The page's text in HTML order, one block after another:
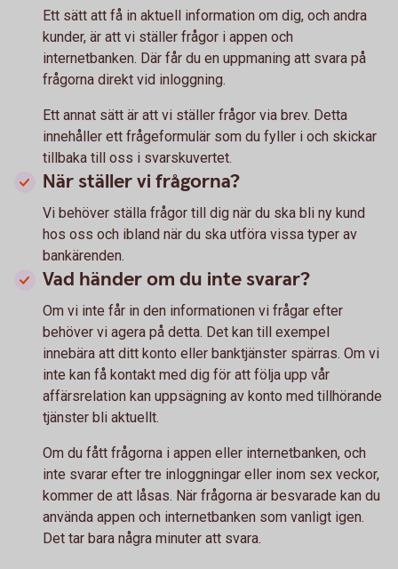
Ett sätt att få in aktuell information om dig, och andra
kunder, är att vi ställer frågor i appen och
internetbanken. Där får du en uppmaning att svara på
frågorna direkt vid inloggning.
Ett annat sätt är att vi ställer frågor via brev. Detta
innehåller ett frågeformulär som du fyller i och skickar
tillbaka till oss i svarskuvertet.
När ställer vi frågorna?
Vi behöver ställa frågor till dig när du ska bli ny kund
hos oss och ibland när du ska utföra vissa typer av
bankärenden.
Vad händer om du inte svarar?
Om vi inte får in den informationen vi frågar efter
behöver vi agera på detta. Det kan till exempel
innebära att ditt konto eller banktjänster spärras. Om vi
inte kan få kontakt med dig för att följa upp vår
affärsrelation kan uppsägning av konto med tillhörande
tjänster bli aktuellt.
Om du fått frågorna i appen eller internetbanken, och
inte svarar efter tre inloggningar eller inom sex veckor,
kommer de att låsas. När frågorna är besvarade kan du
använda appen och internetbanken som vanligt igen.
Det tar bara några minuter att svara.